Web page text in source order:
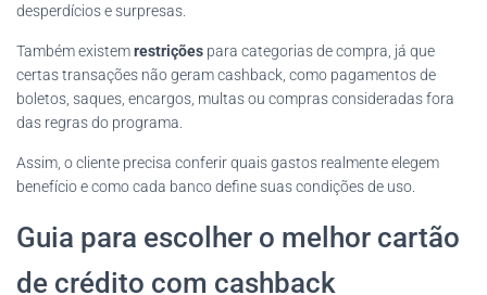
desperdícios e surpresas.
Também existemrestrições para categorias de compra, já que
certas transações não geram cashback, como pagamentos de
boletos, saques, encargos, multas ou compras consideradas fora
das regras do programa.
Assim, o cliente precisa conferir quais gastos realmente elegem
benefício e como cada banco define suas condições de uso.
Guia para escolher o melhor cartão
de crédito com cashback